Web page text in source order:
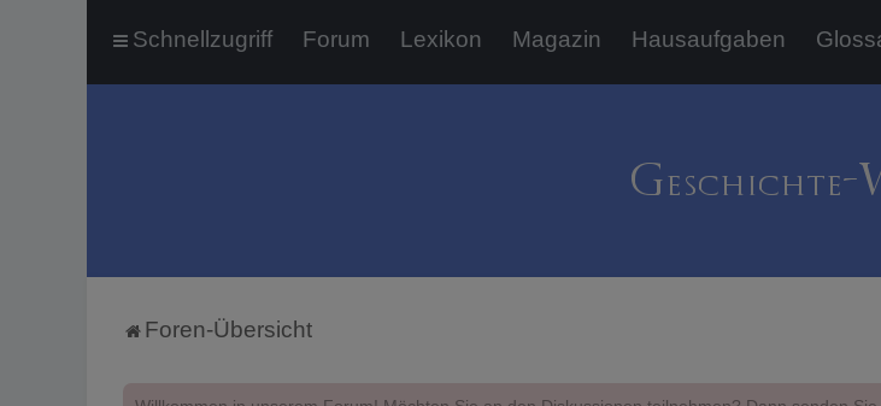
Schnellzugriff Forum Lexikon Magazin Hausaufgaben
Foren-Übersicht